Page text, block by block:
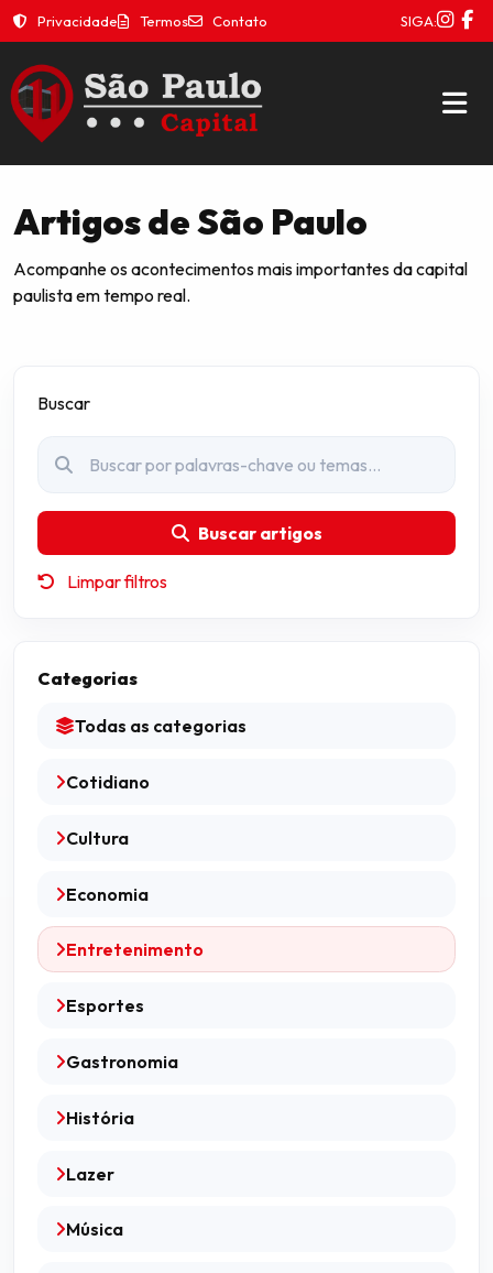
Privacidade Termos Contato SIGA:
Artigos de São Paulo
Acompanhe os acontecimentos mais importantes da capital
paulista em tempo real.
Buscar
Buscar artigos
Limpar filtros
Categorias
Todas as categorias
Cotidiano
Cultura
Economia
Entretenimento
Esportes
Gastronomia
História
Lazer
Música